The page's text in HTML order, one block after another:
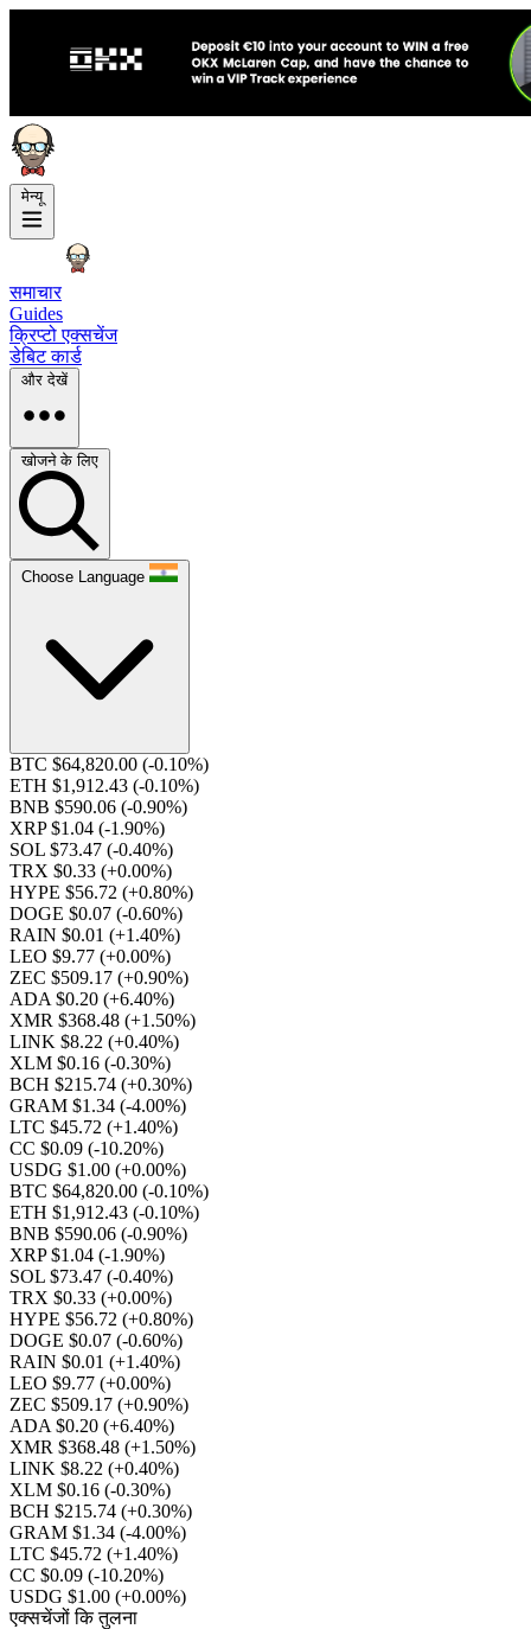
मेन्यू
समाचार
Guides
क्रिप्टो एक्सचेंज
डेबिट कार्ड
और देखें
खोजने के लिए
Choose Language
BTC $64,820.00 (-0.10%)
ETH $1,912.43 (-0.10%)
BNB $590.06 (-0.90%)
XRP $1.04 (-1.90%)
SOL $73.47 (-0.40%)
TRX $0.33 (+0.00%)
HYPE $56.72 (+0.80%)
DOGE $0.07 (-0.60%)
RAIN $0.01 (+1.40%)
LEO $9.77 (+0.00%)
ZEC $509.17 (+0.90%)
ADA $0.20 (+6.40%)
XMR $368.48 (+1.50%)
LINK $8.22 (+0.40%)
XLM $0.16 (-0.30%)
BCH $215.74 (+0.30%)
GRAM $1.34 (-4.00%)
LTC $45.72 (+1.40%)
CC $0.09 (-10.20%)
USDG $1.00 (+0.00%)
BTC $64,820.00 (-0.10%)
ETH $1,912.43 (-0.10%)
BNB $590.06 (-0.90%)
XRP $1.04 (-1.90%)
SOL $73.47 (-0.40%)
TRX $0.33 (+0.00%)
HYPE $56.72 (+0.80%)
DOGE $0.07 (-0.60%)
RAIN $0.01 (+1.40%)
LEO $9.77 (+0.00%)
ZEC $509.17 (+0.90%)
ADA $0.20 (+6.40%)
XMR $368.48 (+1.50%)
LINK $8.22 (+0.40%)
XLM $0.16 (-0.30%)
BCH $215.74 (+0.30%)
GRAM $1.34 (-4.00%)
LTC $45.72 (+1.40%)
CC $0.09 (-10.20%)
USDG $1.00 (+0.00%)
एक्सचेंजों कि तुलना